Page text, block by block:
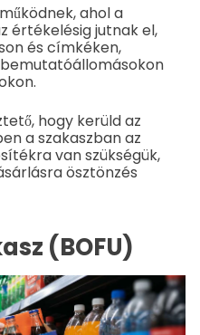
ahol a
értékelésig jutnak el,
és címkéken,
hogy kerüld az
a szakaszban az
van szükségük,
ösztönzés
(BOFU)